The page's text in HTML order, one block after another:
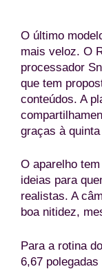
O último
mais veloz. O
processador
que tem
conteúdos. A
graças à
O aparelho
ideias para
realistas. A
boa nitidez,
Para a rotina
6,67